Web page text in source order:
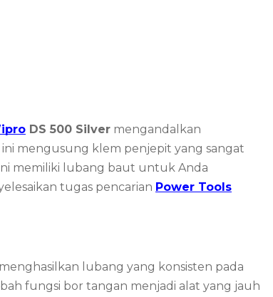
DS 500 Silver mengandalkan
mengusung klem penjepit yang sangat
memiliki lubang baut untuk Anda
tugas pencarian Power Tools
lubang yang konsisten pada
fungsi bor tangan menjadi alat yang jauh